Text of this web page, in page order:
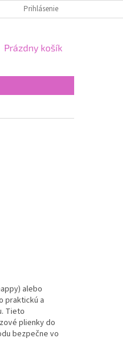
Prihlásenie
NÁKUPNÝ
Prázdny košík
alebo
praktickú a
Tieto
plienky do
bezpečne vo